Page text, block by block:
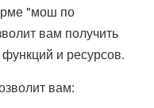
"мош по
вам получить
и ресурсов.
вам: